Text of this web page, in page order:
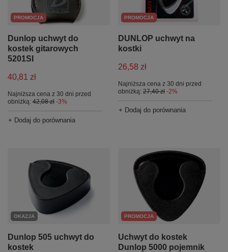
PROMOCJA
Dunlop uchwyt do
kostek gitarowych
5201SI
40,81 zł
Najniższa cena z 30 dni przed
obniżką: 42,08 zł -3%
+ Dodaj do porównania
PROMOCJA
DUNLOP uchwyt na
kostki
26,58 zł
Najniższa cena z 30 dni przed
obniżką: 27,40 zł -2%
+ Dodaj do porównania
OKAZJA
Dunlop 505 uchwyt do
kostek
PROMOCJA
Uchwyt do kostek
Dunlop 5000 pojemnik